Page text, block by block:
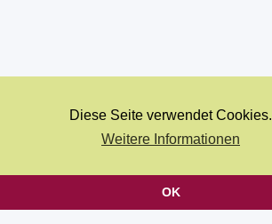
Diese Seite verwendet Cookies.
Weitere Informationen
OK